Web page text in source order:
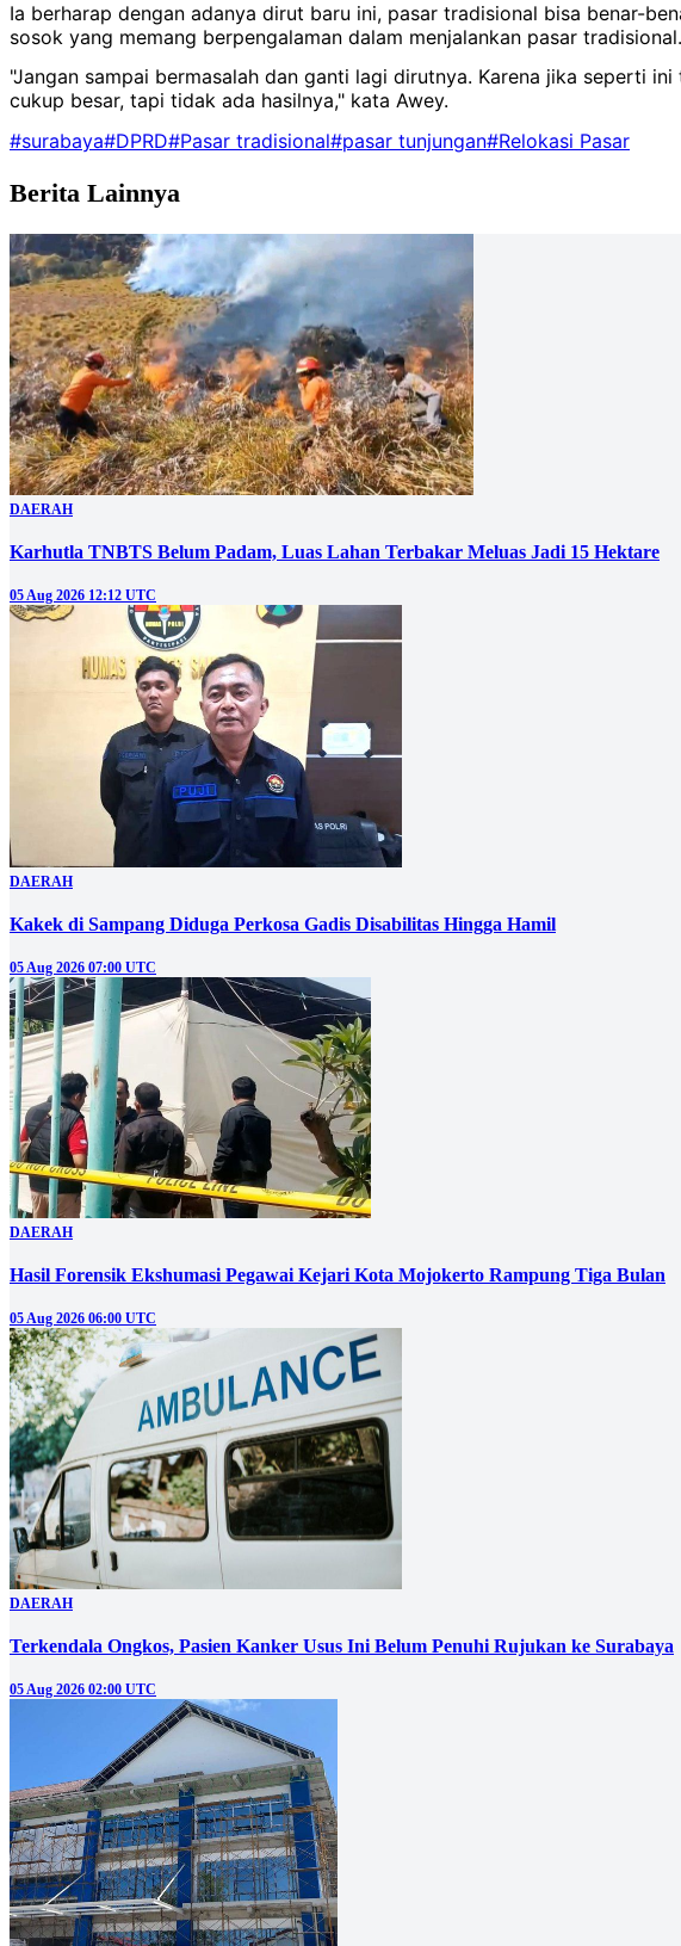
Ia berharap dengan adanya dirut baru ini, pasar tradisional bisa benar-
sosok yang memang berpengalaman dalam menjalankan pasar tradisional.
"Jangan sampai bermasalah dan ganti lagi dirutnya. Karena jika seperti
cukup besar, tapi tidak ada hasilnya," kata Awey.
#surabaya#DPRD#Pasar tradisional#pasar tunjungan#Relokasi Pasar
Berita Lainnya
DAERAH
Karhutla TNBTS Belum Padam, Luas Lahan Terbakar Meluas Jadi 15 Hektare
05 Aug 2026 12:12 UTC
DAERAH
Kakek di Sampang Diduga Perkosa Gadis Disabilitas Hingga Hamil
05 Aug 2026 07:00 UTC
DAERAH
Hasil Forensik Ekshumasi Pegawai Kejari Kota Mojokerto Rampung Tiga Bulan
05 Aug 2026 06:00 UTC
DAERAH
Terkendala Ongkos, Pasien Kanker Usus Ini Belum Penuhi Rujukan ke Surabaya
05 Aug 2026 02:00 UTC